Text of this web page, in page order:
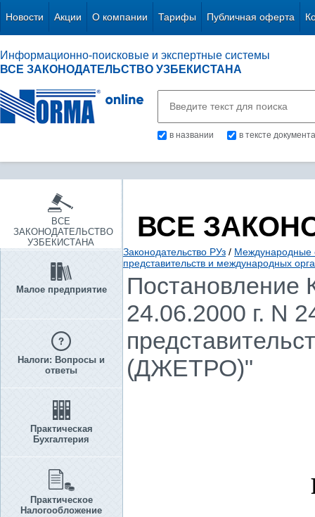
Новости Акции О компании Тарифы Публичная оферта
Информационно-поисковые и экспертные системы
ВСЕ ЗАКОНОДАТЕЛЬСТВО УЗБЕКИСТАНА
в названии в тексте документа
ВСЕ
ЗАКОНОДАТЕЛЬСТВО
УЗБЕКИСТАНА
Малое предприятие
Налоги: Вопросы и
ответы
Практическая
Бухгалтерия
Практическое
Налогообложение
ВСЕ
Законодательство РУз / Международные
представительств и международных
Постановление
24.06.2000 г. N
(ДЖЕТРО)"